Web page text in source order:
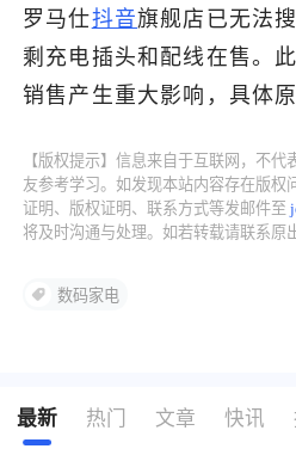
出海导航
了解出海网
罗马仕抖音旗舰店已无法
剩充电插头和配线在售。
销售产生重大影响，具体
【版权提示】信息来自于互联网，不
友参考学习。如发现本站内容存在版权
证明、版权证明、联系方式等发邮件至
将及时沟通与处理。如若转载请联系原
数码家电
最新 热门 文章 快讯